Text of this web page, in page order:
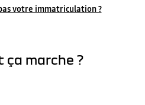
votre immatriculation ?
ça marche ?